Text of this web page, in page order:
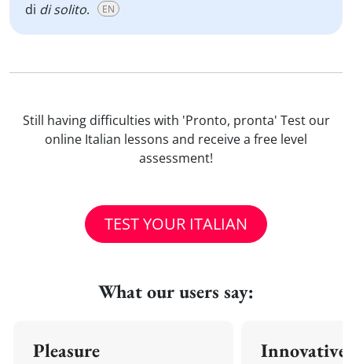
di di solito. EN
Still having difficulties with 'Pronto, pronta' Test our
online Italian lessons and receive a free level
assessment!
TEST YOUR ITALIAN
What our users say:
Pleasure Innovative